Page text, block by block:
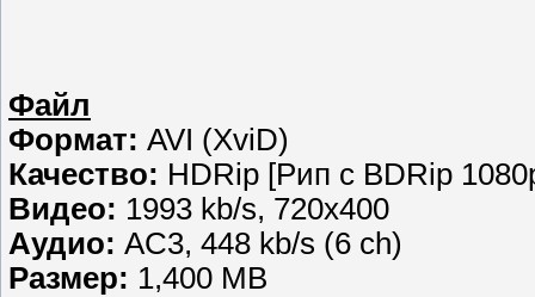
Файл
Формат: AVI (XviD)
Качество: HDRip [Рип с BDRip
Видео: 1993 kb/s, 720x400
Аудио: AC3, 448 kb/s (6 ch)
Размер: 1,400 MB